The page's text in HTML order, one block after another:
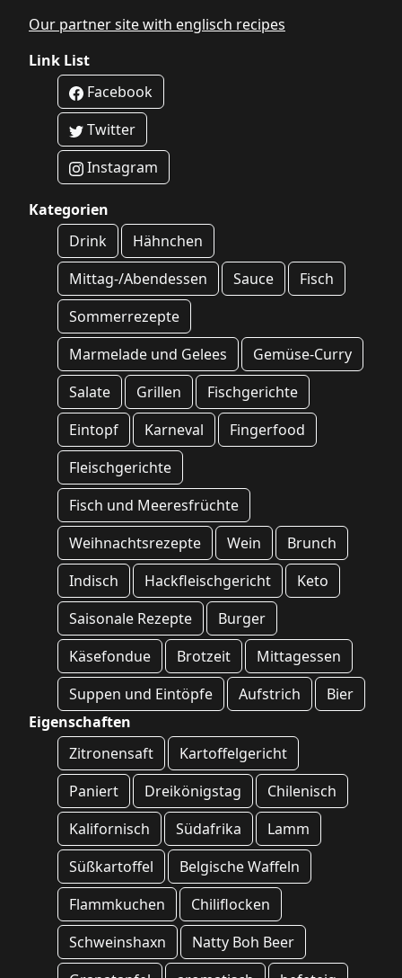
Our partner site with englisch recipes
Link List
Facebook
Twitter
Instagram
Kategorien
Drink
Hähnchen
Mittag-/Abendessen
Sauce
Fisch
Sommerrezepte
Marmelade und Gelees
Gemüse-Curry
Salate
Grillen
Fischgerichte
Eintopf
Karneval
Fingerfood
Fleischgerichte
Fisch und Meeresfrüchte
Weihnachtsrezepte
Wein
Brunch
Indisch
Hackfleischgericht
Keto
Saisonale Rezepte
Burger
Käsefondue
Brotzeit
Mittagessen
Suppen und Eintöpfe
Aufstrich
Bier
Eigenschaften
Zitronensaft
Kartoffelgericht
Paniert
Dreikönigstag
Chilenisch
Kalifornisch
Südafrika
Lamm
Süßkartoffel
Belgische Waffeln
Flammkuchen
Chiliflocken
Schweinshaxn
Natty Boh Beer